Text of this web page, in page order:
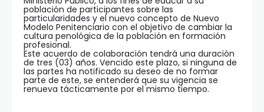
población de participantes sobre las
particularidades y el nuevo concepto de Nuevo
Modelo Penitenciario con el objetivo de cambiar la
cultura penológica de la población en formación
profesional.
Este acuerdo de colaboración tendrá una duración
de tres (03) años. Vencido este plazo, si ninguna de
las partes ha notificado su deseo de no formar
parte de este, se entenderá que su vigencia se
renueva tácticamente por el mismo tiempo.